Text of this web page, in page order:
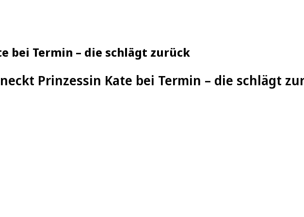
bei Termin – die schlägt zurück
Prinzessin Kate bei Termin – die schlägt